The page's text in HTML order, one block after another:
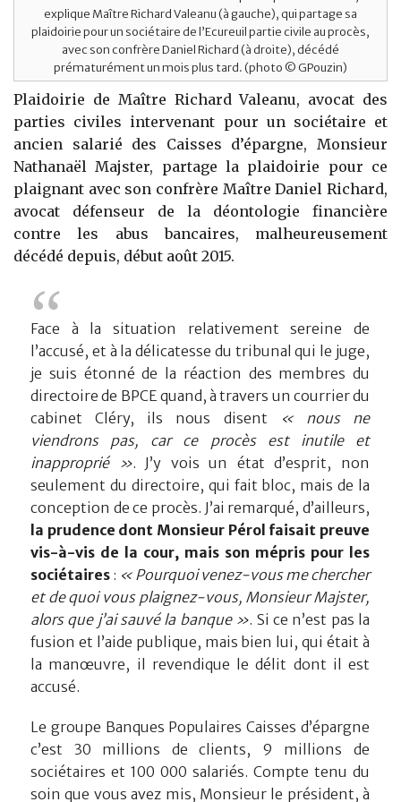
explique Maître Richard Valeanu (à gauche), qui partage sa
plaidoirie pour un sociétaire de l’Ecureuil partie civile au procès,
avec son confrère Daniel Richard (à droite), décédé
prématurément un mois plus tard. (photo © GPouzin)
Plaidoirie de Maître Richard Valeanu, avocat des
parties civiles intervenant pour un sociétaire et
ancien salarié des Caisses d’épargne, Monsieur
Nathanaël Majster, partage la plaidoirie pour ce
plaignant avec son confrère Maître Daniel Richard,
avocat défenseur de la déontologie financière
contre les abus bancaires, malheureusement
décédé depuis, début août 2015.
Face à la situation relativement sereine de
l’accusé, et à la délicatesse du tribunal qui le juge,
je suis étonné de la réaction des membres du
directoire de BPCE quand, à travers un courrier du
cabinet Cléry, ils nous disent
« nous ne
viendrons pas, car ce procès est inutile et
inapproprié ». J’y vois un état d’esprit, non
seulement du directoire, qui fait bloc, mais de la
conception de ce procès. J’ai remarqué, d’ailleurs,
la prudence dont Monsieur Pérol faisait preuve
vis-à-vis de la cour, mais son mépris pour les
sociétaires : « Pourquoi venez-vous me chercher
et de quoi vous plaignez-vous, Monsieur Majster,
alors que j’ai sauvé la banque ». Si ce n’est pas la
fusion et l’aide publique, mais bien lui, qui était à
la manœuvre, il revendique le délit dont il est
accusé.
Le groupe Banques Populaires Caisses d’épargne
c’est 30 millions de clients, 9 millions de
sociétaires et 100 000 salariés. Compte tenu du
soin que vous avez mis, Monsieur le président, à